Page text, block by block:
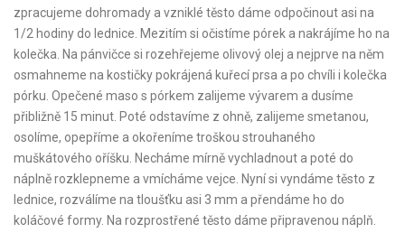
zpracujeme dohromady a vzniklé těsto dáme odpočinout asi na
1/2 hodiny do lednice. Mezitím si očistíme pórek a nakrájíme ho na
kolečka. Na pánvičce si rozehřejeme olivový olej a nejprve na něm
osmahneme na kostičky pokrájená kuřecí prsa a po chvíli i kolečka
pórku. Opečené maso s pórkem zalijeme vývarem a dusíme
přibližně 15 minut. Poté odstavíme z ohně, zalijeme smetanou,
osolíme, opepříme a okořeníme troškou strouhaného
muškátového oříšku. Necháme mírně vychladnout a poté do
náplně rozklepneme a vmícháme vejce. Nyní si vyndáme těsto z
lednice, rozválíme na tloušťku asi 3 mm a přendáme ho do
koláčové formy. Na rozprostřené těsto dáme připravenou náplň.